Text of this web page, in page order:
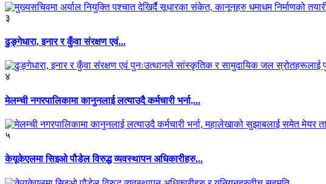
३
ढुङ्गेधारा, इनार र कुँवा संरक्षण एवं...
४
मेलम्ची नगरपालिकामा कानुनलाई लत्याउदै कर्मचारी भर्ना,...
५
केयूकेएलमा सिइओ पौडेल विरुद्ध व्यवस्थापन अधिकारीहरु...